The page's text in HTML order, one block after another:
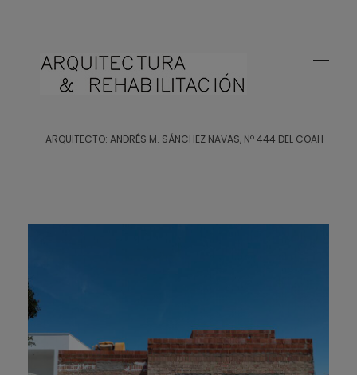
ARQUITECTO: ANDRÉS M. SÁNCHEZ NAVAS, Nº 444 DEL COAH